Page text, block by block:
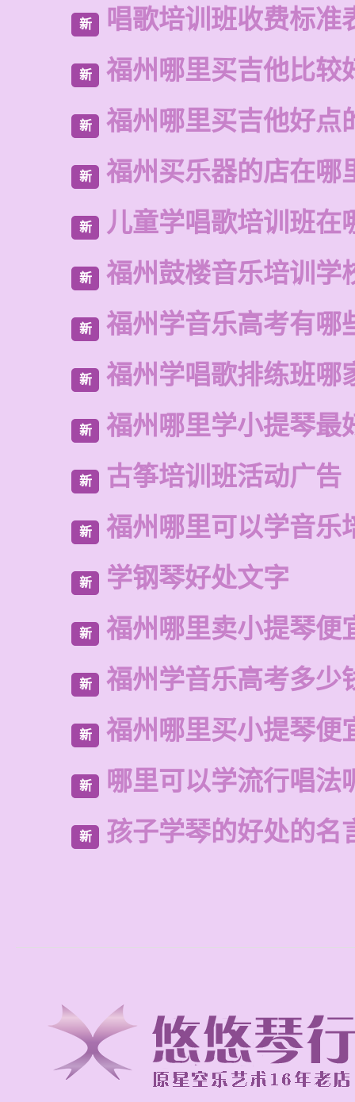
新 唱歌培训班收费标准
新 福州哪里买吉他比较
新 福州哪里买吉他好点
新 福州买乐器的店在哪
新 儿童学唱歌培训班在
新 福州鼓楼音乐培训学
新 福州学音乐高考有哪
新 福州学唱歌排练班哪
新 福州哪里学小提琴最
新 古筝培训班活动广告
新 福州哪里可以学音乐
新 学钢琴好处文字
新 福州哪里卖小提琴便
新 福州学音乐高考多少
新 福州哪里买小提琴便
新 哪里可以学流行唱法
新 孩子学琴的好处的名